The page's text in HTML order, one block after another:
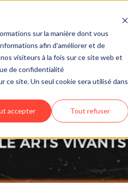
sur la manière dont vous
afin d'améliorer et de
visiteurs à la fois sur ce site web et
de confidentialité
ce site. Un seul cookie sera utilisé dans
accepter Tout refuser
fr